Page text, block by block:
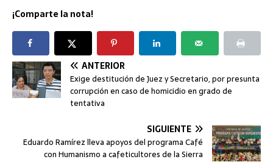
¡Comparte la nota!
ANTERIOR
Exige destitución de Juez y Secretario, por presunta
corrupción en caso de homicidio en grado de
tentativa
SIGUIENTE
Eduardo Ramírez lleva apoyos del programa Café
con Humanismo a cafeticultores de la Sierra